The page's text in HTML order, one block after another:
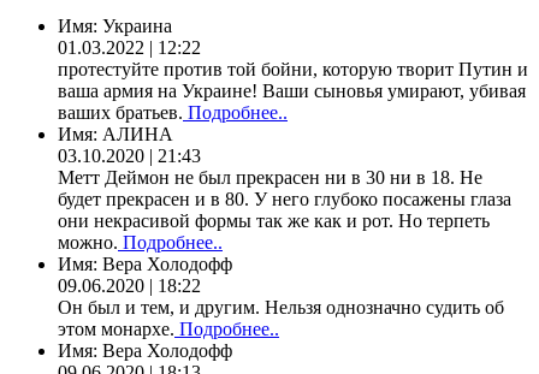
Имя: Украина
01.03.2022 | 12:22
протестуйте против той бойни, которую творит Путин и
ваша армия на Украине! Ваши сыновья умирают, убивая
ваших братьев. Подробнее..
Имя: АЛИНА
03.10.2020 | 21:43
Метт Деймон не был прекрасен ни в 30 ни в 18. Не
будет прекрасен и в 80. У него глубоко посажены глаза
они некрасивой формы так же как и рот. Но терпеть
можно. Подробнее..
Имя: Вера Холодофф
09.06.2020 | 18:22
Он был и тем, и другим. Нельзя однозначно судить об
этом монархе. Подробнее..
Имя: Вера Холодофф